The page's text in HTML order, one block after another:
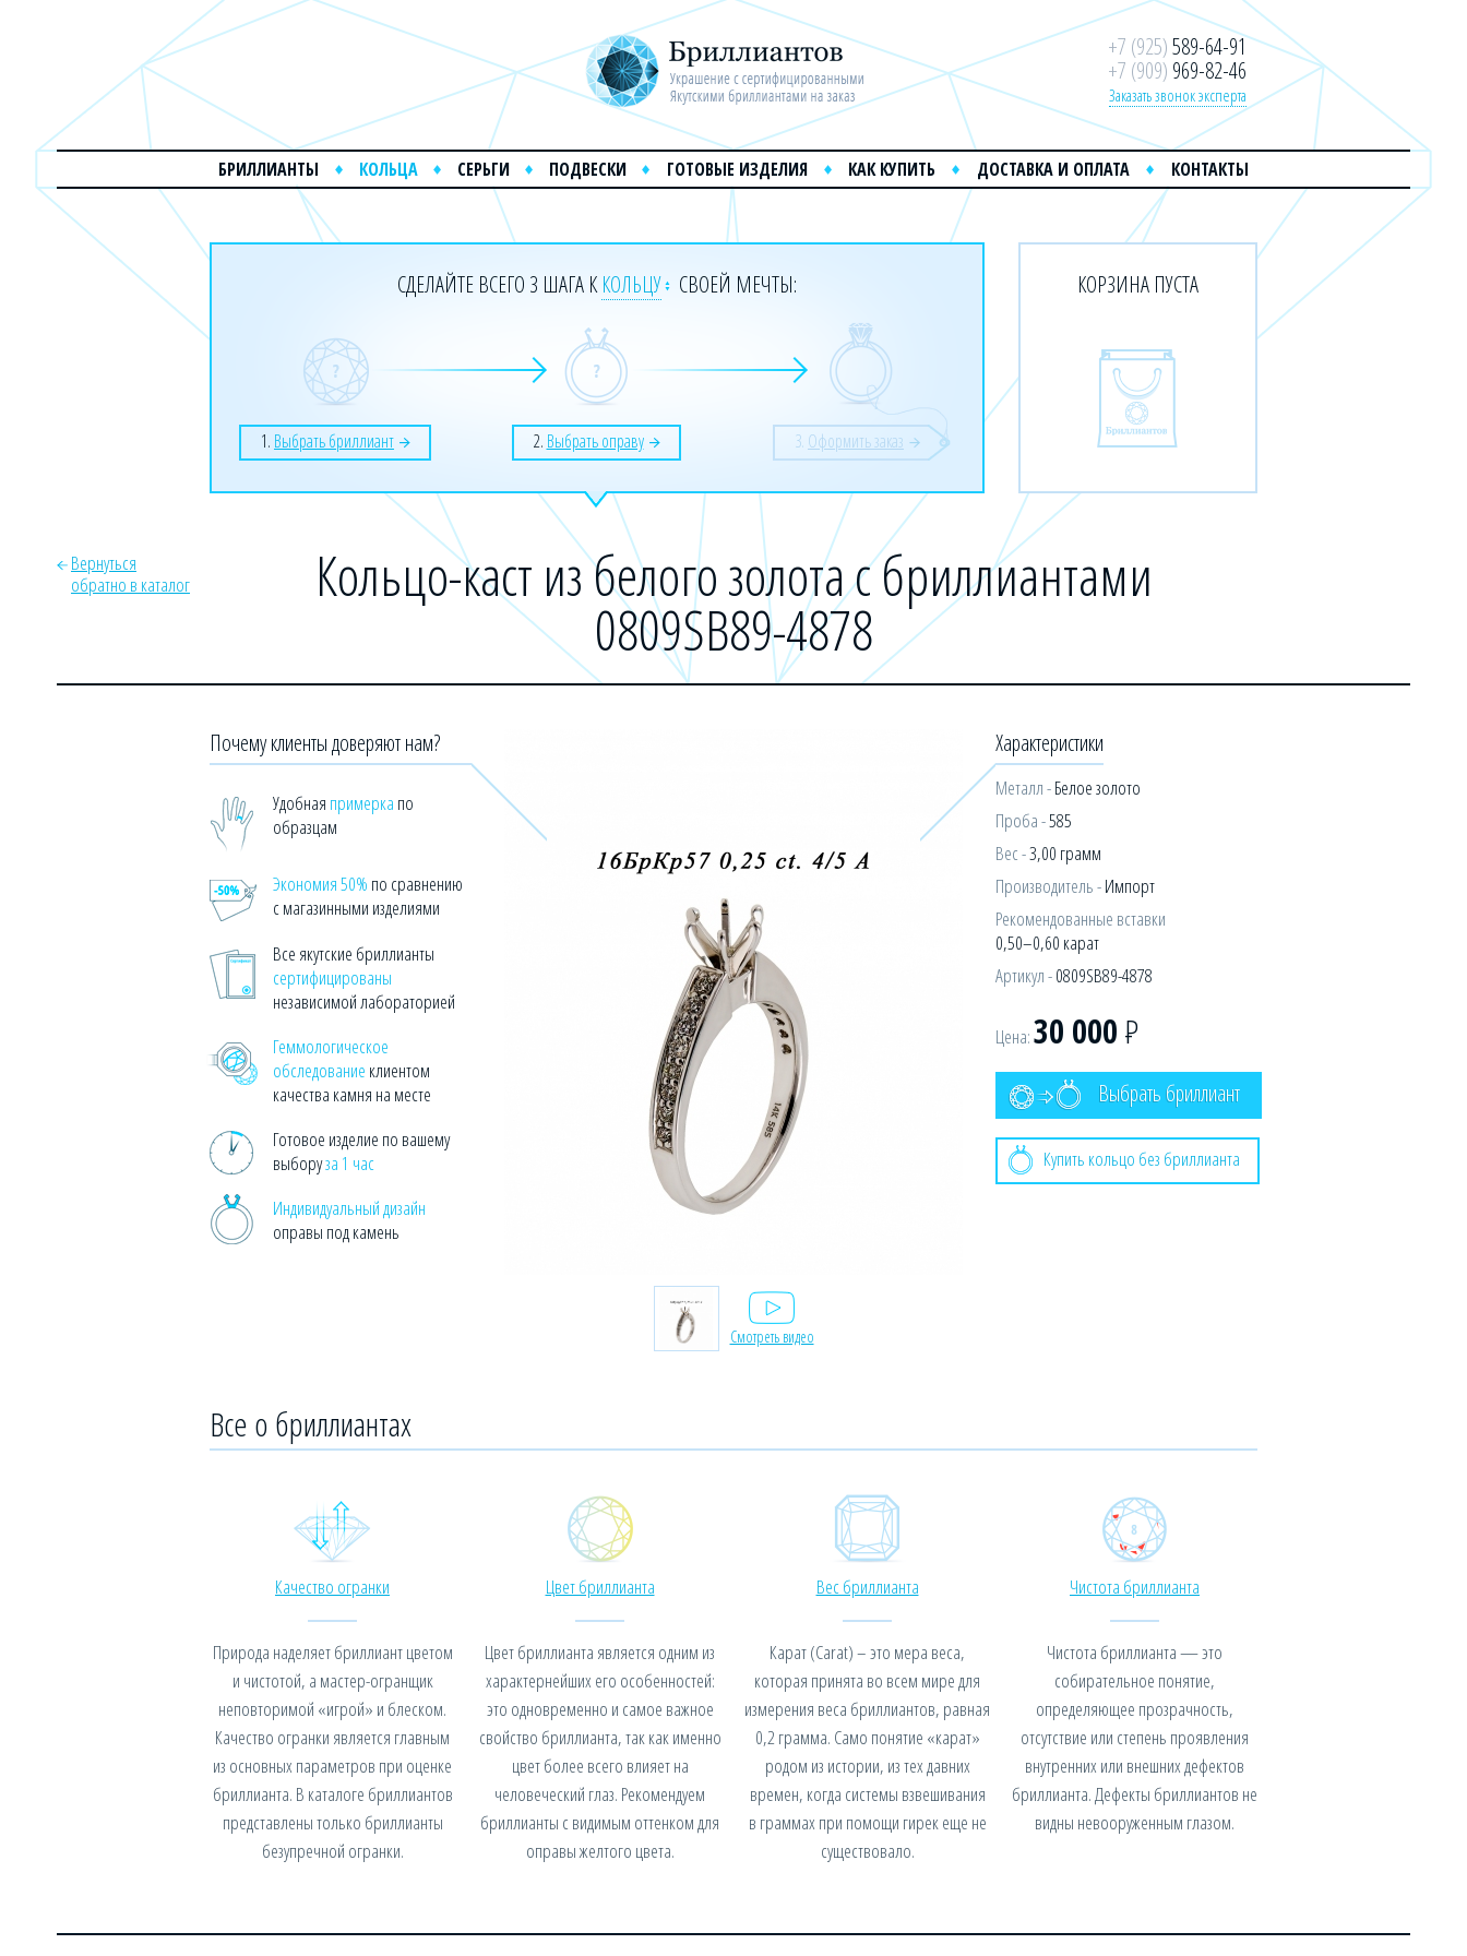
+7 (925)589-64-91
+7 (909) 969-82-46
Заказать звонок эксперта
БРИЛЛИАНТЫ КОЛЬЦА СЕРЬГИ ПОДВЕСКИ ГОТОВЫЕ ИЗДЕЛИЯ КАК КУПИТЬ ДОСТАВКА И ОПЛАТА КОНТАКТЫ
СДЕЛАЙТЕ ВСЕГО 3 ШАГА ККОЛЬЦУ СВОЕЙ МЕЧТЫ:
1. Выбрать бриллиант 2. Выбрать оправу 3. Оформить заказ
КОРЗИНА ПУСТА
Вернуться
обратно в каталог
Кольцо-каст из белого золота с бриллиантами
0809SB89-4878
Почему клиенты доверяют нам?
Удобная примерка по
образцам
Экономия 50% по сравнению
с магазинными изделиями
Все якутские бриллианты
сертифицированы
независимой лабораторией
Геммологическое
обследование клиентом
качества камня на месте
Готовое изделие по вашему
выборуза 1 час
Индивидуальный дизайн
оправы под камень
Характеристики
Металл -Белое золото
Проба -585
Вес -3,00 грамм
Производитель -Импорт
Рекомендованные вставки
0,50–0,60 карат
Артикул -0809SB89-4878
Цена:30 000Р
Выбрать бриллиант
Купить кольцо без бриллианта
Смотреть видео
Все о бриллиантах
Качество огранки
Природа наделяет бриллиант цветом
и чистотой, а мастер-огранщик
неповторимой «игрой» и блеском.
Качество огранки является главным
из основных параметров при оценке
бриллианта. В каталоге бриллиантов
представлены только бриллианты
безупречной огранки.
Цвет бриллианта
Цвет бриллианта является одним из
характернейших его особенностей:
это одновременно и самое важное
свойство бриллианта, так как именно
цвет более всего влияет на
человеческий глаз. Рекомендуем
бриллианты с видимым оттенком для
оправы желтого цвета.
Вес бриллианта
Карат (Carat) – это мера веса,
которая принята во всем мире для
измерения веса бриллиантов, равная
0,2 грамма. Само понятие «карат»
родом из истории, из тех давних
времен, когда системы взвешивания
в граммах при помощи гирек еще не
существовало.
Чистота бриллианта
Чистота бриллианта — это
собирательное понятие,
определяющее прозрачность,
отсутствие или степень проявления
внутренних или внешних дефектов
бриллианта. Дефекты бриллиантов не
видны невооруженным глазом.